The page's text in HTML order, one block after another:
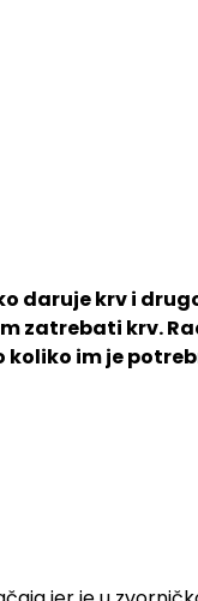
daruje krv i
zatrebati krv.
koliko im je